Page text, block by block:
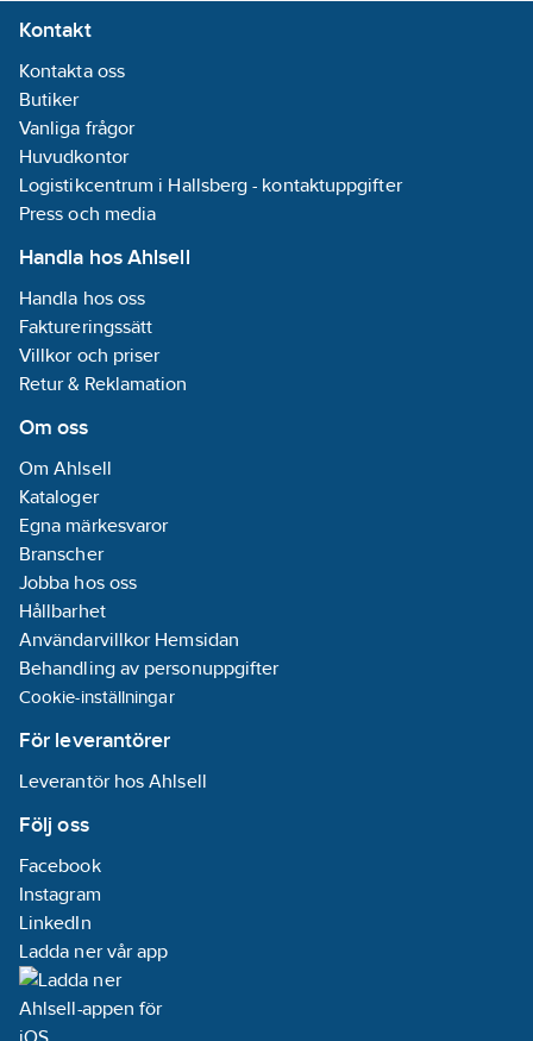
Kontakt
Kontakta oss
Butiker
Vanliga frågor
Huvudkontor
Logistikcentrum i Hallsberg - kontaktuppgifter
Press och media
Handla hos Ahlsell
Handla hos oss
Faktureringssätt
Villkor och priser
Retur & Reklamation
Om oss
Om Ahlsell
Kataloger
Egna märkesvaror
Branscher
Jobba hos oss
Hållbarhet
Användarvillkor Hemsidan
Behandling av personuppgifter
Cookie-inställningar
För leverantörer
Leverantör hos Ahlsell
Följ oss
Facebook
Instagram
LinkedIn
Ladda ner vår app